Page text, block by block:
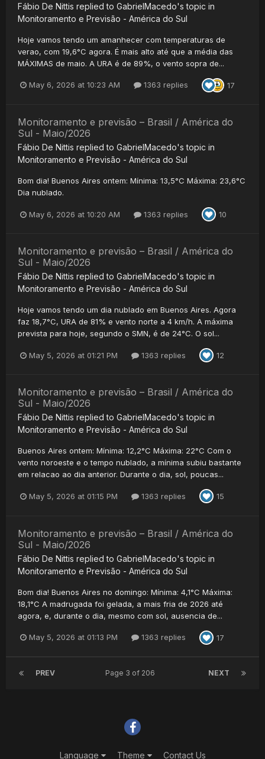
Fábio De Nittis replied to GabrielMacedo's topic in
Monitoramento e Previsão - América do Sul
Hoje vamos tendo um amanhecer com temperaturas de
verao, com 19,6°C agora. É mais alto até que a média das
MÁXIMAS de maio. A URA é de 89%, o vento sopra de...
May 6, 2026 at 10:23 AM 1363 replies 17
Monitoramento e previsão – Brasil / América do
Sul - Maio/2026
Fábio De Nittis replied to GabrielMacedo's topic in
Monitoramento e Previsão - América do Sul
Bom dia! Buenos Aires ontem: Mínima: 13,5°C Máxima: 23,6°C
Dia nublado.
May 6, 2026 at 10:20 AM 1363 replies 10
Monitoramento e previsão – Brasil / América do
Sul - Maio/2026
Fábio De Nittis replied to GabrielMacedo's topic in
Monitoramento e Previsão - América do Sul
Hoje vamos tendo um dia nublado em Buenos Aires. Agora
faz 18,7°C, URA de 81% e vento norte a 4 km/h. A máxima
prevista para hoje, segundo o SMN, é de 24°C. O sol...
May 5, 2026 at 01:21 PM 1363 replies 12
Monitoramento e previsão – Brasil / América do
Sul - Maio/2026
Fábio De Nittis replied to GabrielMacedo's topic in
Monitoramento e Previsão - América do Sul
Buenos Aires ontem: Mínima: 12,2°C Máxima: 22°C Com o
vento noroeste e o tempo nublado, a mínima subiu bastante
em relacao ao dia anterior. Durante o dia, sol, poucas...
May 5, 2026 at 01:15 PM 1363 replies 15
Monitoramento e previsão – Brasil / América do
Sul - Maio/2026
Fábio De Nittis replied to GabrielMacedo's topic in
Monitoramento e Previsão - América do Sul
Bom dia! Buenos Aires no domingo: Mínima: 4,1°C Máxima:
18,1°C A madrugada foi gelada, a mais fria de 2026 até
agora, e, durante o dia, mesmo com sol, ausencia de...
May 5, 2026 at 01:13 PM 1363 replies 17
PREV NEXT
Page 3 of 206
Language Theme Contact Us